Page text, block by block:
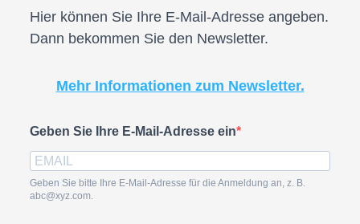
Hier können Sie Ihre E-Mail-Adresse angeben.
Dann bekommen Sie den Newsletter.
Mehr Informationen zum Newsletter.
Geben Sie Ihre E-Mail-Adresse ein
Geben Sie bitte Ihre E-Mail-Adresse für die Anmeldung an, z. B.
abc@xyz.com.